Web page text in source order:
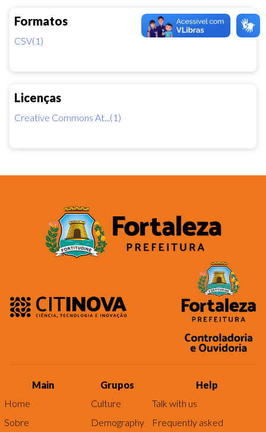
Formatos
CSV(1)
Licenças
Creative Commons At...(1)
Main
Home
Sobre
Grupos
Culture
Demography
Help
Talk with us
Frequently asked